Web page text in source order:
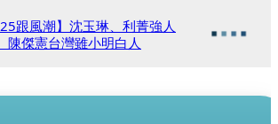
跟風潮】沈玉琳、利菁強人
傑憲台灣雖小明白人